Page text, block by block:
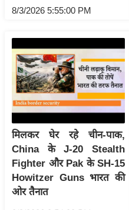
ण
डिं
ग
u
c
k
L
n
8/3/2026 5:55:00 PM
मिलकर घेर रहे चीन-पाक,
China के J-20 Stealth
Fighter और Pak के SH-15
Howitzer Guns भारत की
ओर तैनात